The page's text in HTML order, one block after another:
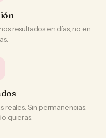
resultados en días, no en
reales. Sin permanencias.
quieras.